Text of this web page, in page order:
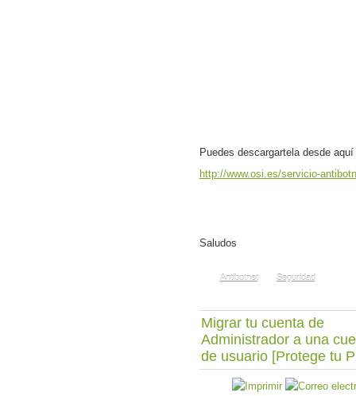
Puedes descargartela desde aquí
http://www.osi.es/servicio-
Saludos
Antibotnet Seguridad
Migrar tu cuenta de
Administrador a una
de usuario [Protege tu